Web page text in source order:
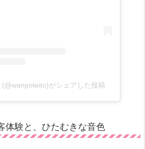
(@wanpoteito)がシェアした投稿
体験と、ひたむきな音色